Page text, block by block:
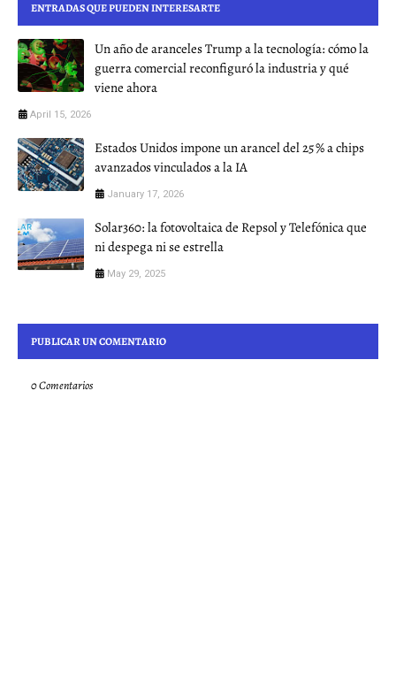
ENTRADAS QUE PUEDEN INTERESARTE
Un año de aranceles Trump a la tecnología: cómo la
guerra comercial reconfiguró la industria y qué
viene ahora
April 15, 2026
Estados Unidos impone un arancel del 25 % a chips
avanzados vinculados a la IA
January 17, 2026
Solar360: la fotovoltaica de Repsol y Telefónica que
ni despega ni se estrella
May 29, 2025
PUBLICAR UN COMENTARIO
0 Comentarios